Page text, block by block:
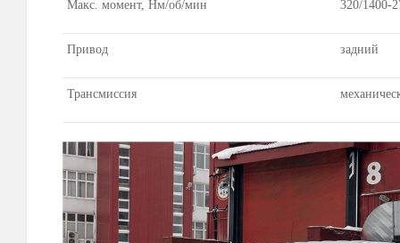
Макс. момент, Hм/об/мин 320/1400-
Привод задний
Трансмиссия